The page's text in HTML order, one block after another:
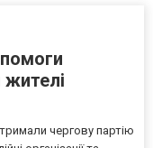
жителі
чергову партію